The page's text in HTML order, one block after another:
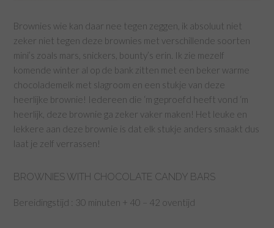
Brownies wie kan daar nee tegen zeggen, ik absoluut niet
zeker niet tegen deze brownies met verschillende soorten
mini’s zoals mars, snickers, bounty’s erin. Ik zie mezelf
komende winter al op de bank zitten met een beker warme
chocolademelk met slagroom en een stukje van deze
heerlijke brownie! Iedereen die ‘m geproefd heeft vond ‘m
heerlijk, deze brownie ga zeker vaker maken! Het leuke en
lekkere aan deze brownie is dat elk stukje anders smaakt dus
laat je zelf verrassen!
BROWNIES WITH CHOCOLATE CANDY BARS
Bereidingstijd : 30 minuten + 40 – 42 oventijd